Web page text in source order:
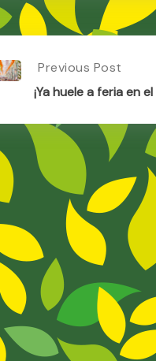
Previous
Post:
Huele
En
Padre
Manjón!
Previous Post
¡Ya huele a feria en